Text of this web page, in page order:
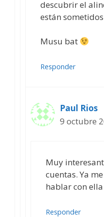
descubrir el
están
Musu bat
Responder
Paul Rios
9 octubre
Muy
cuentas. Ya
hablar con
Responder